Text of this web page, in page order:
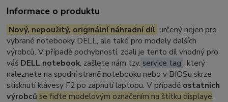
Informace o produktu
Nový, nepoužitý, originální náhradní díl určený nejen pro
vybrané notebooky DELL, ale také pro modely dalších
výrobců. V případě pochybností, zdali je tento díl vhodný pro
váš DELL notebook, zašlete nám tzv. service tag , který
naleznete na spodní straně notebooku nebo v BIOSu skrze
stisknutí klávesy F2 po zapnutí laptopu. V případě ostatních
výrobců se řiďte modelovým označením na štítku displaye.